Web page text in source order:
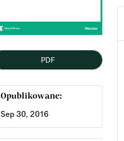
PDF
Opublikowane:
Sep 30, 2016